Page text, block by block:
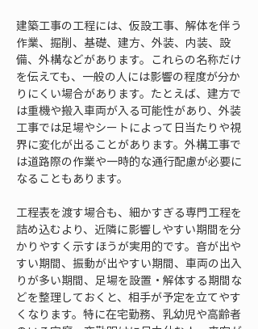
建築工事の工程には、仮設工事、解体を伴う
作業、掘削、基礎、建方、外装、内装、設
備、外構などがあります。これらの名称だけ
を伝えても、一般の人には影響の程度が分か
りにくい場合があります。たとえば、建方で
は重機や搬入車両が入る可能性があり、外装
工事では足場やシートによって日当たりや視
界に変化が出ることがあります。外構工事で
は道路際の作業や一時的な通行配慮が必要に
なることもあります。
工程表を渡す場合も、細かすぎる専門工程を
詰め込むより、近隣に影響しやすい期間を分
かりやすく示すほうが実用的です。音が出や
すい期間、振動が出やすい期間、車両の出入
りが多い期間、足場を設置・解体する期間な
どを整理しておくと、相手が予定を立てやす
くなります。特に在宅勤務、乳幼児や高齢者